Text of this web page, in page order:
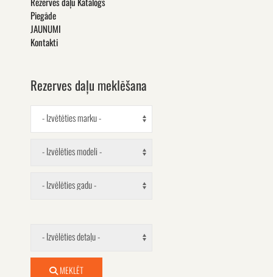
Piegāde
JAUNUMI
Kontakti
Rezerves daļu meklēšana
- Izvētēties marku -
- Izvēlēties modeli -
- Izvēlēties gadu -
- Izvēlēties detaļu -
MEKLĒT